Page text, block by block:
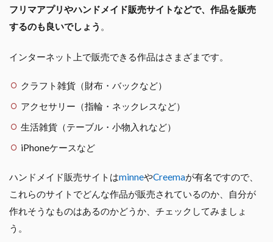
フリマアプリやハンドメイド販売サイトなどで、作品を販売
するのも良いでしょう 。
インターネット上で販売できる作品はさまざまです。
クラフト雑貨（財布・バックなど）
アクセサリー（指輪・ネックレスなど）
生活雑貨（テーブル・小物入れなど）
iPhoneケースなど
ハンドメイド販売サイトはminneやCreemaが有名ですので、
これらのサイトでどんな作品が販売されているのか、自分が
作れそうなものはあるのかどうか、チェックしてみましょ
う。